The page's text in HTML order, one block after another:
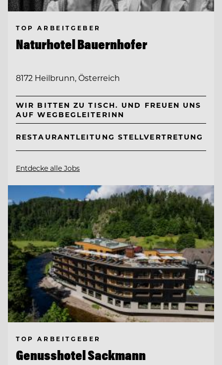
TOP ARBEITGEBER
Naturhotel Bauernhofer
8172 Heilbrunn, Österreich
WIR BITTEN ZU TISCH. UND FREUEN UNS
AUF WEGBEGLEITERINN
RESTAURANTLEITUNG STELLVERTRETUNG
Entdecke alle Jobs
TOP ARBEITGEBER
Genusshotel Sackmann